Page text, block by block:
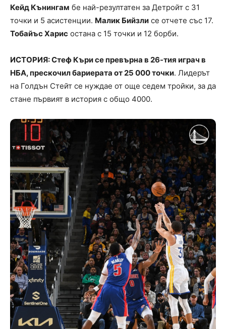
Кейд Кънингам бе най-резултатен за Детройт с 31
точки и 5 асистенции. Малик Бийзли се отчете със 17.
Тобайъс Харис остана с 15 точки и 12 борби.
ИСТОРИЯ: Стеф Къри се превърна в 26-тия играч в
НБА, прескочил бариерата от 25 000 точки. Лидерът
на Голдън Стейт се нуждае от още седем тройки, за да
стане първият в история с общо 4000.